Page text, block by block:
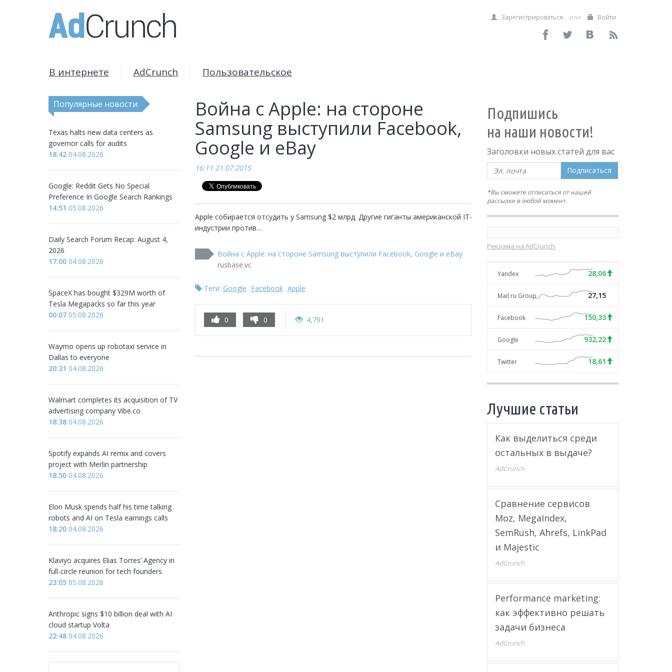
Зарегистрироваться или Войти
В интернете AdCrunch Пользовательское
Популярные новости
Texas halts new data centers as
governor calls for audits
18:42 04.08.2026
Google: Reddit Gets No Special
Preference In Google Search Rankings
14:51 05.08.2026
Daily Search Forum Recap: August 4,
2026
17:00 04.08.2026
SpaceX has bought $329M worth of
Tesla Megapacks so far this year
00:07 05.08.2026
Waymo opens up robotaxi service in
Dallas to everyone
20:31 04.08.2026
Walmart completes its acquisition of TV
advertising company Vibe.co
18:38 04.08.2026
Spotify expands AI remix and covers
project with Merlin partnership
18:50 04.08.2026
Elon Musk spends half his time talking
robots and AI on Tesla earnings calls
18:20 04.08.2026
Klaviyo acquires Elias Torres’ Agency in
full-circle reunion for tech founders
23:05 05.08.2026
Anthropic signs $10 billion deal with AI
cloud startup Volta
22:48 04.08.2026
Война с Apple: на стороне
Samsung выступили Facebook,
Google и eBay
16:11 21.07.2015
Apple собирается отсудить у Samsung $2 млрд. Другие гиганты американской IT-
индустрии против....
Война с Apple: на стороне Samsung выступили Facebook, Google и eBay
rusbase.vc
Теги: Google Facebook Apple
0 0 4,791
Подпишись
на наши новости!
Заголовки новых статей для вас
Подписаться
*Вы сможете отписаться от нашей
рассылки в любой момент.
Реклама на AdCrunch
Yandex 28,06
Mail.ru Group 27,15
Facebook 150,33
Google 932,22
Twitter 18,61
Лучшие статьи
Как выделиться среди
остальных в выдаче?
AdCrunch
Сравнение сервисов
Moz, MegaIndex,
SemRush, Ahrefs, LinkPad
и Majestic
AdCrunch
Performance marketing:
как эффективно решать
задачи бизнеса
AdCrunch